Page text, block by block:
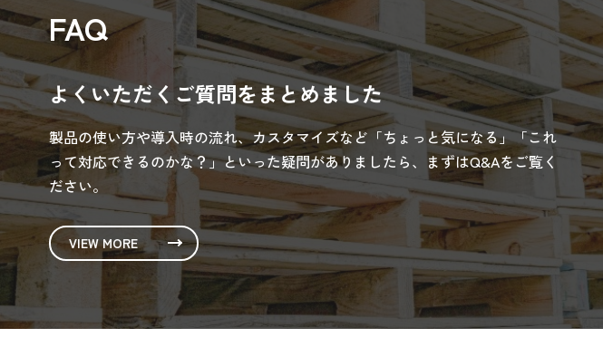
FAQ
よくいただくご質問をまとめました
製品の使い方や導入時の流れ、カスタマイズなど「ちょっと気になる」「これ
って対応できるのかな？」といった疑問がありましたら、まずはQ&Aをご覧く
ださい。
VIEW MORE